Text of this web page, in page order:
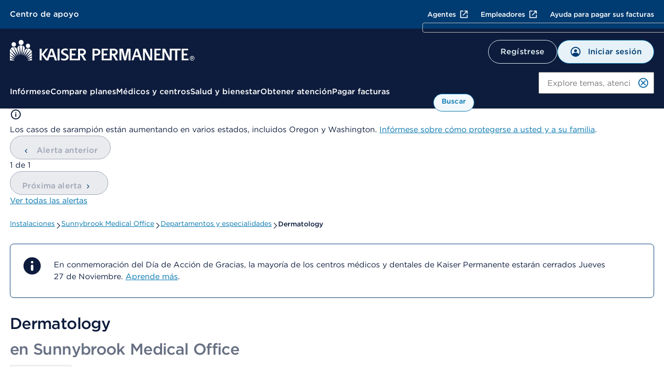
Centro de apoyo Agentes Empleadores Ayuda para pagar sus facturas
Regístrese Iniciar sesión
Menú contextual
InfórmeseCompare planesMédicos y centrosSalud y bienestarObtener atenciónPagar facturas
Buscar
Los casos de sarampión están aumentando en varios estados, incluidos Oregon y Washington. Infórmese sobre cómo protegerse a usted y a su familia.
Alerta anterior
mostrando
1 de 1
Próxima alerta
Ver todas las alertas
Instalaciones Sunnybrook Medical Office Departamentos y especialidades Dermatology
En conmemoración del Día de Acción de Gracias, la mayoría de los centros médicos y dentales de Kaiser Permanente estarán cerrados Jueves
27 de Noviembre. Aprende más.
Dermatology
en Sunnybrook Medical Office